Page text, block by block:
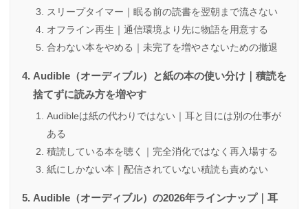
スリープタイマー｜眠る前の読書を翌朝まで流さない
オフライン再生｜通信環境より先に物語を用意する
合わない本をやめる｜未完了を増やさないための撤退
Audible（オーディブル）と紙の本の使い分け｜積読を
捨てずに読み方を増やす
Audibleは紙の代わりではない｜耳と目には別の仕事が
ある
積読している本を聴く｜完全消化ではなく再入場する
紙にしかない本｜配信されていない積読も責めない
Audible（オーディブル）の2026年ラインナップ｜耳